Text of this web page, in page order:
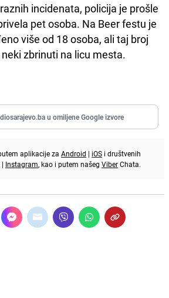
incidenata, policija je prošle
pet osoba. Na Beer festu je
više od 18 osoba, ali taj broj
zbrinuti na licu mesta.
u omiljene Google izvore
aplikacije za Android | iOS i društvenih
| Instagram, kao i putem našeg ViberChata.